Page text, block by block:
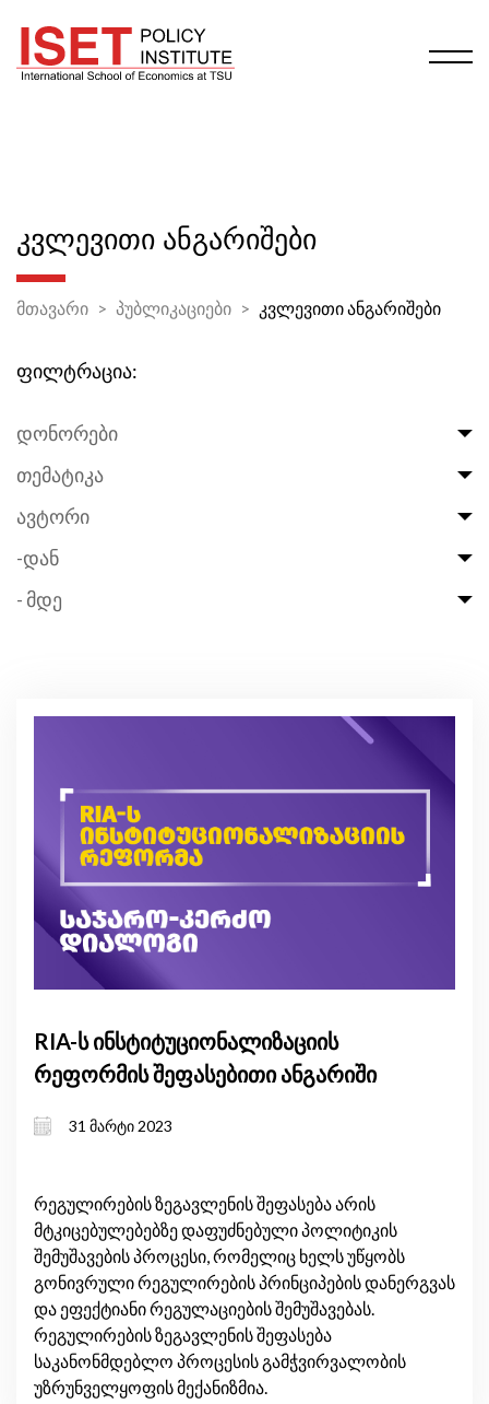
ᲙᲕᲚᲔᲕᲘᲗᲘ ᲐᲜᲒᲐᲠᲘᲨᲔᲑᲘ
მთავარი პუბლიკაციები კვლევითი ანგარიშები
ფილტრაცია:
დონორები
თემატიკა
ავტორი
-დან
- მდე
RIA-ს ინსტიტუციონალიზაციის
რეფორმის შეფასებითი ანგარიში
31 მარტი 2023
რეგულირების ზეგავლენის შეფასება არის
მტკიცებულებებზე დაფუძნებული პოლიტიკის
შემუშავების პროცესი, რომელიც ხელს უწყობს
გონივრული რეგულირების პრინციპების დანერგვას
და ეფექტიანი რეგულაციების შემუშავებას.
რეგულირების ზეგავლენის შეფასება
საკანონმდებლო პროცესის გამჭვირვალობის
უზრუნველყოფის მექანიზმია.